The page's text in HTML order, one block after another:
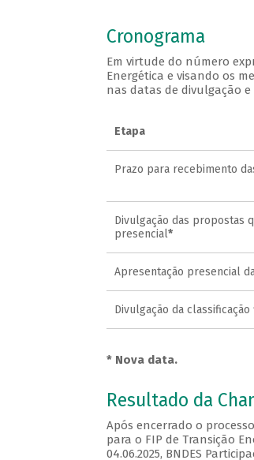
Cronograma
Em virtude do número
Energética e visando os
nas datas de divulgação
Etapa
Prazo para recebimento
Divulgação das propostas
presencial*
Apresentação presencial
Divulgação da classificação
* Nova data.
Resultado da
Após encerrado o
para o FIP de Transição
04.06.2025, BNDES